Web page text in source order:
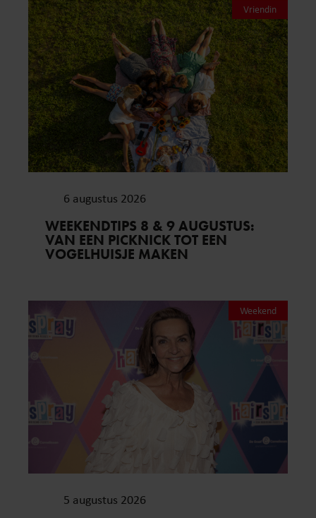
Vriendin
6 augustus 2026
WEEKENDTIPS 8 & 9 AUGUSTUS:
VAN EEN PICKNICK TOT EEN
VOGELHUISJE MAKEN
Weekend
5 augustus 2026